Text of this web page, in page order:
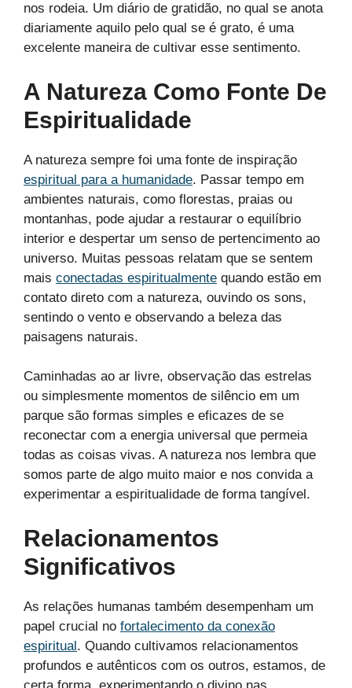
nos rodeia. Um diário de gratidão, no qual se anota
diariamente aquilo pelo qual se é grato, é uma
excelente maneira de cultivar esse sentimento.
A Natureza Como Fonte De
Espiritualidade
A natureza sempre foi uma fonte de inspiração
espiritual para a humanidade. Passar tempo em
ambientes naturais, como florestas, praias ou
montanhas, pode ajudar a restaurar o equilíbrio
interior e despertar um senso de pertencimento ao
universo. Muitas pessoas relatam que se sentem
mais conectadas espiritualmente quando estão em
contato direto com a natureza, ouvindo os sons,
sentindo o vento e observando a beleza das
paisagens naturais.
Caminhadas ao ar livre, observação das estrelas
ou simplesmente momentos de silêncio em um
parque são formas simples e eficazes de se
reconectar com a energia universal que permeia
todas as coisas vivas. A natureza nos lembra que
somos parte de algo muito maior e nos convida a
experimentar a espiritualidade de forma tangível.
Relacionamentos
Significativos
As relações humanas também desempenham um
papel crucial no fortalecimento da conexão
espiritual. Quando cultivamos relacionamentos
profundos e autênticos com os outros, estamos, de
certa forma, experimentando o divino nas